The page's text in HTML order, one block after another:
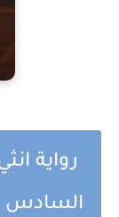
رواية
السادس